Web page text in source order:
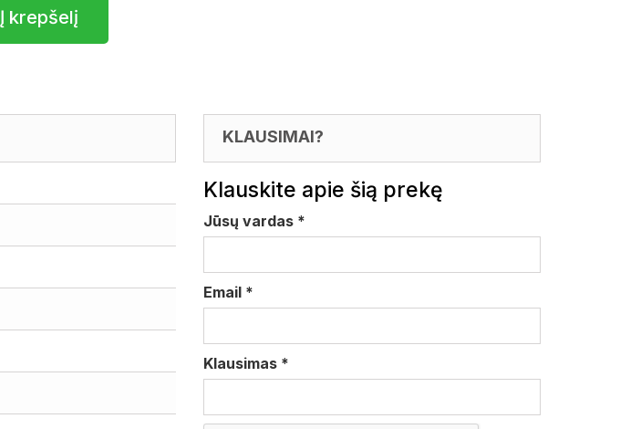
Į krepšelį
KLAUSIMAI?
Klauskite apie šią prekę
Jūsų vardas *
Email *
Klausimas *